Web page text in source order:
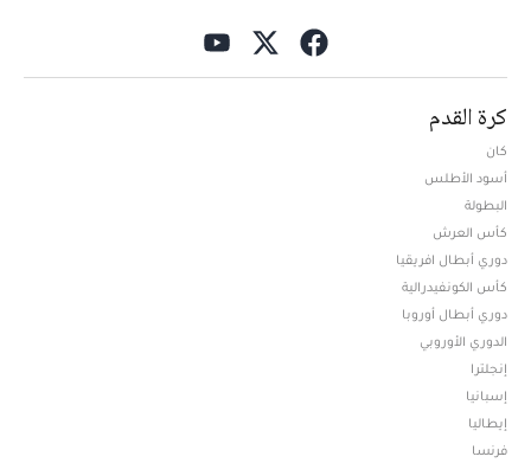
كرة القدم
كان
أسود الأطلس
البطولة
كأس العرش
دوري أبطال افريقيا
كأس الكونفيدرالية
دوري أبطال أوروبا
الدوري الأوروبي
إنجلترا
إسبانيا
إيطاليا
فرنسا